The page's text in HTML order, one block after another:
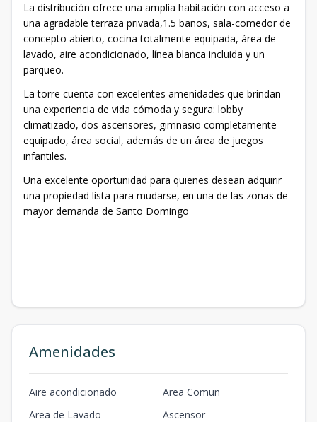
La distribución ofrece una amplia habitación con acceso a
una agradable terraza privada,1.5 baños, sala-comedor de
concepto abierto, cocina totalmente equipada, área de
lavado, aire acondicionado, línea blanca incluida y un
parqueo.
La torre cuenta con excelentes amenidades que brindan
una experiencia de vida cómoda y segura: lobby
climatizado, dos ascensores, gimnasio completamente
equipado, área social, además de un área de juegos
infantiles.
Una excelente oportunidad para quienes desean adquirir
una propiedad lista para mudarse, en una de las zonas de
mayor demanda de Santo Domingo
Amenidades
Aire acondicionado
Area Comun
Area de Lavado
Ascensor